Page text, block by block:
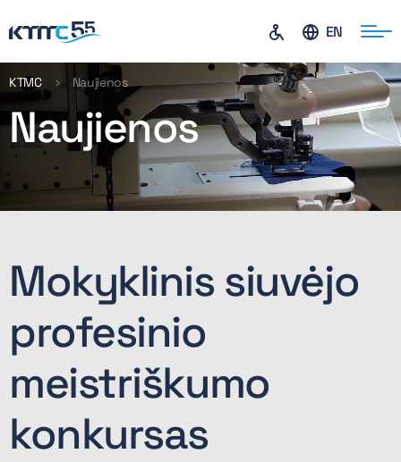
EN
KTMC Naujienos
Naujienos
Mokyklinis siuvėjo
profesinio
meistriškumo
konkursas